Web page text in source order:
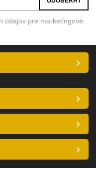
údajov pre marketingové